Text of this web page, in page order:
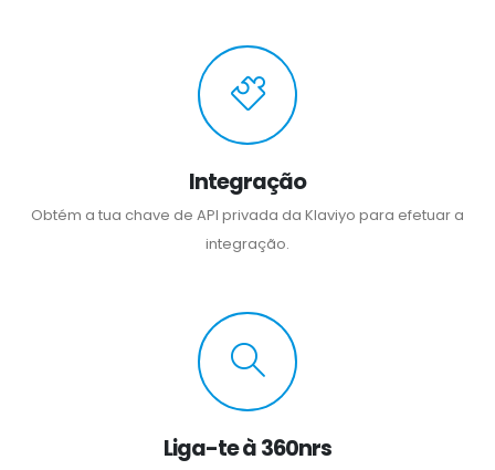
Integração
Obtém a tua chave de API privada da Klaviyo para efetuar a
integração.
Liga-te à 360nrs